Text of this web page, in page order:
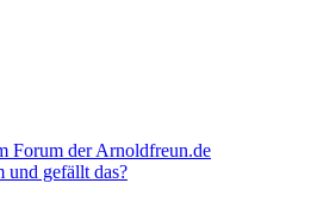
Forum der Arnoldfreun.de
und gefällt das?